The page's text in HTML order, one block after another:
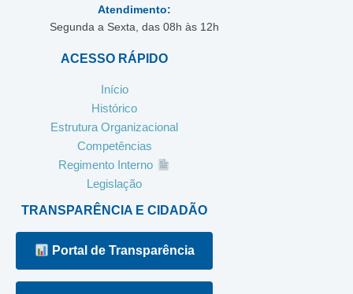
Atendimento:
Segunda a Sexta, das 08h às 12h
ACESSO RÁPIDO
Início
Histórico
Estrutura Organizacional
Competências
Regimento Interno
Legislação
TRANSPARÊNCIA E CIDADÃO
Portal de Transparência